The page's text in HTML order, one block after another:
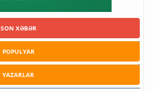
SON XƏBƏR
POPULYAR
YAZARLAR